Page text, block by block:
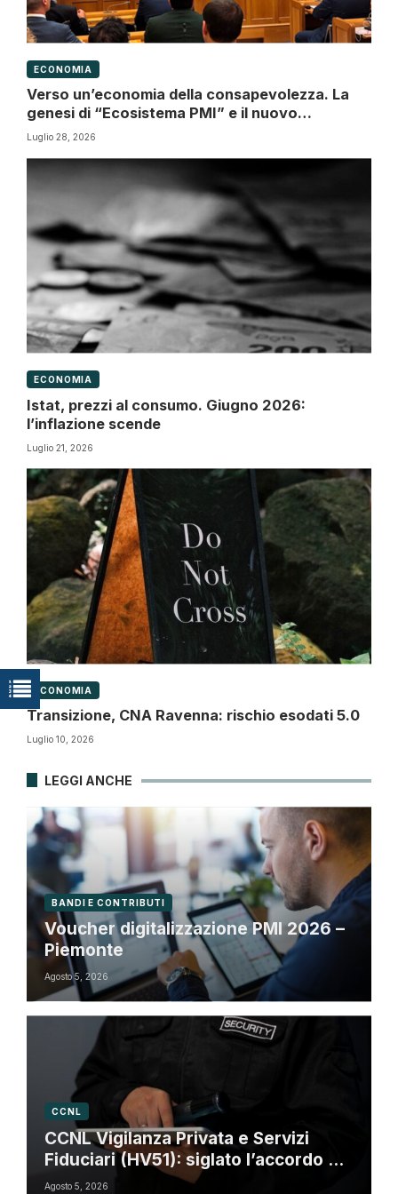
ECONOMIA
Verso un’economia della consapevolezza. La
genesi di “Ecosistema PMI” e il nuovo
paradigma della Governance d’impresa
Luglio 28, 2026
ECONOMIA
Istat, prezzi al consumo. Giugno 2026:
l’inflazione scende
Luglio 21, 2026
ECONOMIA
Transizione, CNA Ravenna: rischio esodati 5.0
Luglio 10, 2026
LEGGI ANCHE
BANDI E CONTRIBUTI
Voucher digitalizzazione PMI 2026 –
Piemonte
Agosto 5, 2026
CCNL
CCNL Vigilanza Privata e Servizi
Fiduciari (HV51): siglato l’accordo di
rinnovo
Agosto 5, 2026